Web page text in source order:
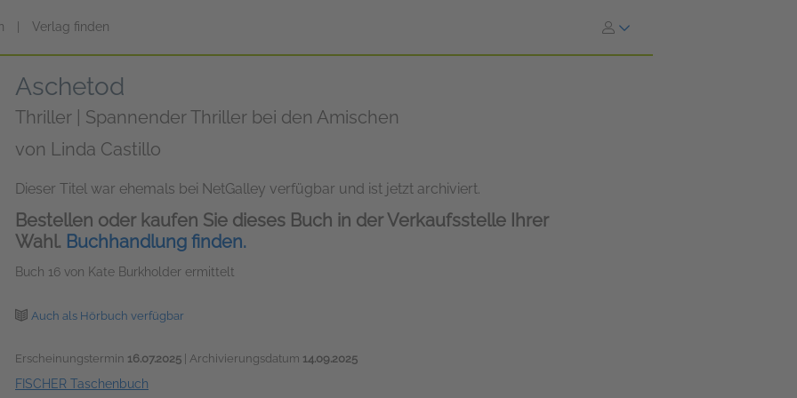
Verlag finden
Aschetod
Thriller | Spannender Thriller bei den Amischen
von Linda Castillo
Dieser Titel war ehemals bei NetGalley verfügbar und ist jetzt archiviert.
Bestellen oder kaufen Sie dieses Buch in der Verkaufsstelle Ihrer
Wahl. Buchhandlung finden.
Buch 16 von Kate Burkholder ermittelt
Auch als Hörbuch verfügbar
Erscheinungstermin 16.07.2025 | Archivierungsdatum 14.09.2025
FISCHER Taschenbuch